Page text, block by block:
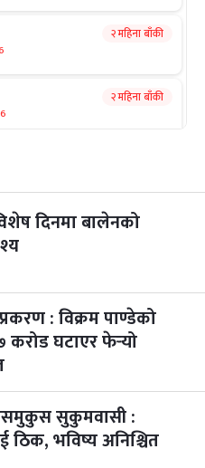
२ महिना बाँकी
२ महिना बाँकी
२ महिना बाँकी
२ महिना बाँकी
३ महिना बाँकी
दिनमा बालेनको
: विक्रम पाण्डेको
घटाएर फेर्‍यो
सुकुमवासी :
ठिक, भविष्य अनिश्चित